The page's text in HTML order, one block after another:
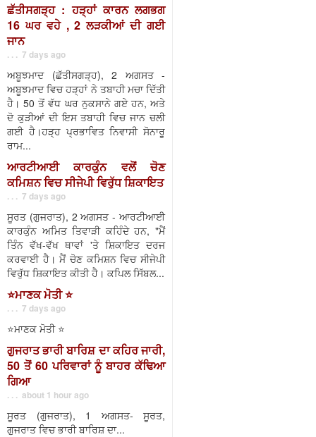
ਛੱਤੀਸਗੜ੍ਹ : ਹੜ੍ਹਾਂ ਕਾਰਨ ਲਗਭਗ
16 ਘਰ ਵਹੇ , 2 ਲੜਕੀਆਂ ਦੀ ਗਈ
ਜਾਨ
. . . 7 days ago
ਅਬੂਝਮਾਦ (ਛੱਤੀਸਗੜ੍ਹ), 2 ਅਗਸਤ -
ਅਬੂਝਮਾਦ ਵਿਚ ਹੜ੍ਹਾਂ ਨੇ ਤਬਾਹੀ ਮਚਾ ਦਿੱਤੀ
ਹੈ। 50 ਤੋਂ ਵੱਧ ਘਰ ਨੁਕਸਾਨੇ ਗਏ ਹਨ, ਅਤੇ
ਦੋ ਕੁੜੀਆਂ ਦੀ ਇਸ ਤਬਾਹੀ ਵਿਚ ਜਾਨ ਚਲੀ
ਗਈ ਹੈ।ਹੜ੍ਹ ਪ੍ਰਭਾਵਿਤ ਨਿਵਾਸੀ ਸੋਨਾਰੂ
ਰਾਮ...
ਆਰਟੀਆਈ ਕਾਰਕੁੰਨ ਵਲੋਂ ਚੋਣ
ਕਮਿਸ਼ਨ ਵਿਚ ਸੀਜੇਪੀ ਵਿਰੁੱਧ ਸ਼ਿਕਾਇਤ
. . . 7 days ago
ਸੂਰਤ (ਗੁਜਰਾਤ), 2 ਅਗਸਤ - ਆਰਟੀਆਈ
ਕਾਰਕੁੰਨ ਅਮਿਤ ਤਿਵਾੜੀ ਕਹਿੰਦੇ ਹਨ, "ਮੈਂ
ਤਿੰਨ ਵੱਖ-ਵੱਖ ਥਾਵਾਂ 'ਤੇ ਸ਼ਿਕਾਇਤ ਦਰਜ
ਕਰਵਾਈ ਹੈ। ਮੈਂ ਚੋਣ ਕਮਿਸ਼ਨ ਵਿਚ ਸੀਜੇਪੀ
ਵਿਰੁੱਧ ਸ਼ਿਕਾਇਤ ਕੀਤੀ ਹੈ। ਕਪਿਲ ਸਿੱਬਲ...
⭐️ਮਾਣਕ ਮੋਤੀ ⭐️
. . . 7 days ago
⭐️ਮਾਣਕ ਮੋਤੀ ⭐️
ਗੁਜਰਾਤ ਭਾਰੀ ਬਾਰਿਸ਼ ਦਾ ਕਹਿਰ ਜਾਰੀ,
50 ਤੋਂ 60 ਪਰਿਵਾਰਾਂ ਨੂੰ ਬਾਹਰ ਕੱਢਿਆ
ਗਿਆ
. . . about 1 hour ago
ਸੂਰਤ (ਗੁਜਰਾਤ), 1 ਅਗਸਤ- ਸੂਰਤ,
ਗੁਜਰਾਤ ਵਿਚ ਭਾਰੀ ਬਾਰਿਸ਼ ਦਾ...